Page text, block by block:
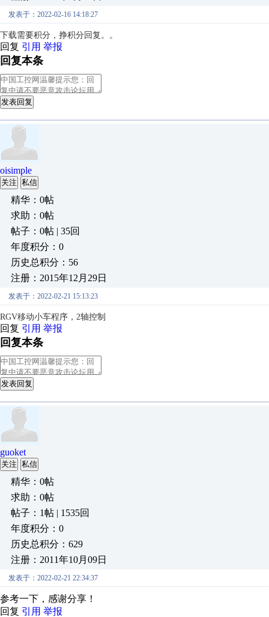
发表于：2022-02-16 14:18:27
下载需要积分，挣积分回复。。
回复 引用 举报
回复本条
发表回复
oisimple
关注 私信
精华：0帖
求助：0帖
帖子：0帖 | 35回
年度积分：0
历史总积分：56
注册：2015年12月29日
发表于：2022-02-21 15:13:23
RGV移动小车程序，2轴控制
回复 引用 举报
回复本条
发表回复
guoket
关注 私信
精华：0帖
求助：0帖
帖子：1帖 | 1535回
年度积分：0
历史总积分：629
注册：2011年10月09日
发表于：2022-02-21 22:34:37
参考一下，感谢分享！
回复 引用 举报